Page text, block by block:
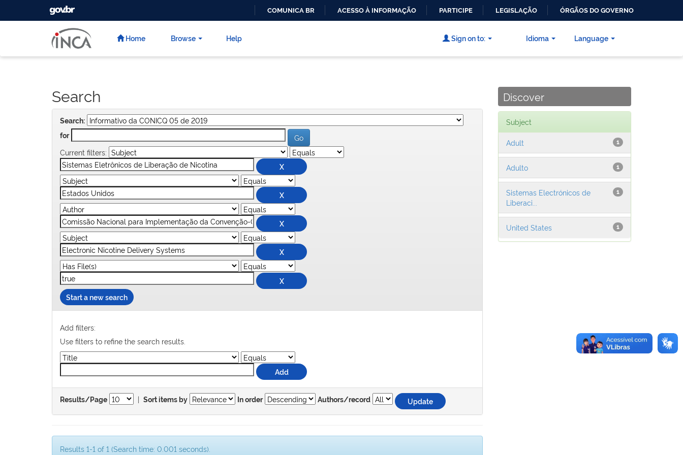
CONTEÚDO
GOVBR
COMUNICA BR ACESSO À INFORMAÇÃO PARTICIPE LEGISLAÇÃO ÓRGÃOS DO GOVERNO
Home Browse Help Language
Sign on to: Idioma
Search
Search:
for
Current filters:
Start a new search
Add filters:
Use filters to refine the search results.
Results/Page | Sort items by In order Authors/record
Results 1-1 of 1 (Search time: 0.001 seconds).
Discover
Subject
1
Adult
1
Adulto
1
Sistemas Electrónicos de
Liberaci...
1
United States